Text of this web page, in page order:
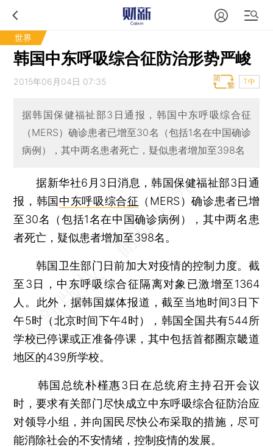
世界
韩国中东呼吸综合征防治形势严峻
2015年06月04日 07:35 T中
据韩国保健福祉部3日通报，韩国中东呼吸综合征
（MERS）确诊患者已增至30名（包括1名在中国确诊
病例），其中两名患者死亡，疑似患者增加至398名
据新华社6月3日消息，韩国保健福祉部3日通
报，韩国 中东呼吸综合征 （MERS）确诊患者已增
至30名（包括1名在中国确诊病例），其中两名患
者死亡，疑似患者增加至398名。
韩国卫生部门日前加大对疫情的控制力度。截
至3日，中东呼吸综合征隔离对象已激增至1364
人。此外，据韩国媒体报道，截至当地时间3日下
午5时（北京时间下午4时），韩国全国共有544所
学校已停课或正准备停课，其中包括首都圈京畿道
地区的439所学校。
韩国总统朴槿惠3日在总统府主持召开会议
时，要求有关部门尽快成立中东呼吸综合征防治应
对领导小组，并向国民尽快公布采取的措施，尽可
能消除社会的不安情绪，控制疫情的发展。